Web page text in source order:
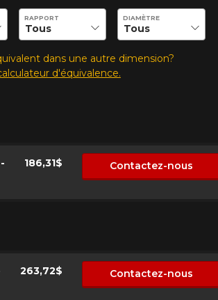
souhaitées pour vérifier la disponibilité
RAPPORT DIAMÈTRE
dans une autre dimension?
d'équivalence.
186,31$ Contactez-nous
263,72$ Contactez-nous
concernant le
H/T02